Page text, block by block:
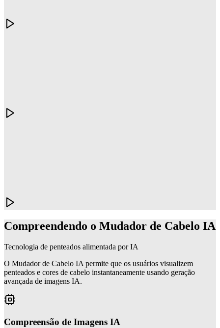
Compreendendo o Mudador de Cabelo IA
Tecnologia de penteados alimentada por IA
O Mudador de Cabelo IA permite que os usuários visualizem
penteados e cores de cabelo instantaneamente usando geração
avançada de imagens IA.
Compreensão de Imagens IA